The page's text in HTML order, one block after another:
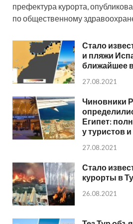
префектура курорта,
по общественному
Стало
и пляжи
ближайшее
27.08.2021
Чиновники
Египет:
у туристов
27.08.2021
Стало
курорты в
26.08.2021